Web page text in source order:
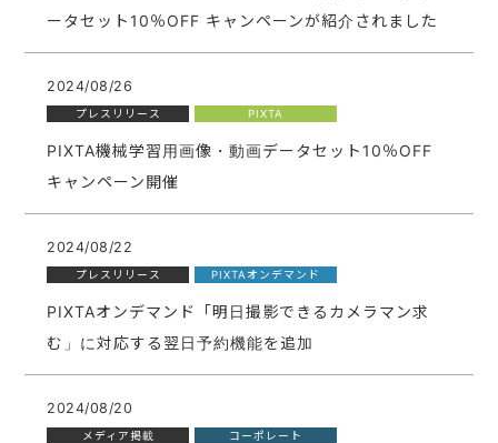
ータセット10％OFF キャンペーンが紹介されました
2024/08/26
プレスリリース PIXTA
PIXTA機械学習用画像・動画データセット10％OFF
キャンペーン開催
2024/08/22
プレスリリース PIXTAオンデマンド
PIXTAオンデマンド「明日撮影できるカメラマン求
む」に対応する翌日予約機能を追加
2024/08/20
メディア掲載 コーポレート